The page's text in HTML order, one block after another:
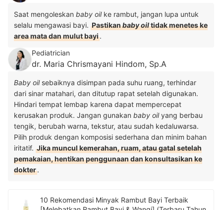
Saat mengoleskan baby oilke rambut, jangan lupa untuk
selalu mengawasi bayi. Pastikanbaby oiltidak menetes ke
area mata dan mulut bayi.
Pediatrician
dr. Maria Chrismayani Hindom, Sp.A
Baby oil sebaiknya disimpan pada suhu ruang, terhindar
dari sinar matahari, dan ditutup rapat setelah digunakan.
Hindari tempat lembap karena dapat mempercepat
kerusakan produk. Jangan gunakan baby oilyang berbau
tengik, berubah warna, tekstur, atau sudah kedaluwarsa.
Pilih produk dengan komposisi sederhana dan minim bahan
iritatif. Jika muncul kemerahan, ruam, atau gatal setelah
pemakaian, hentikan penggunaan dan konsultasikan ke
dokter.
10 Rekomendasi Minyak Rambut Bayi Terbaik